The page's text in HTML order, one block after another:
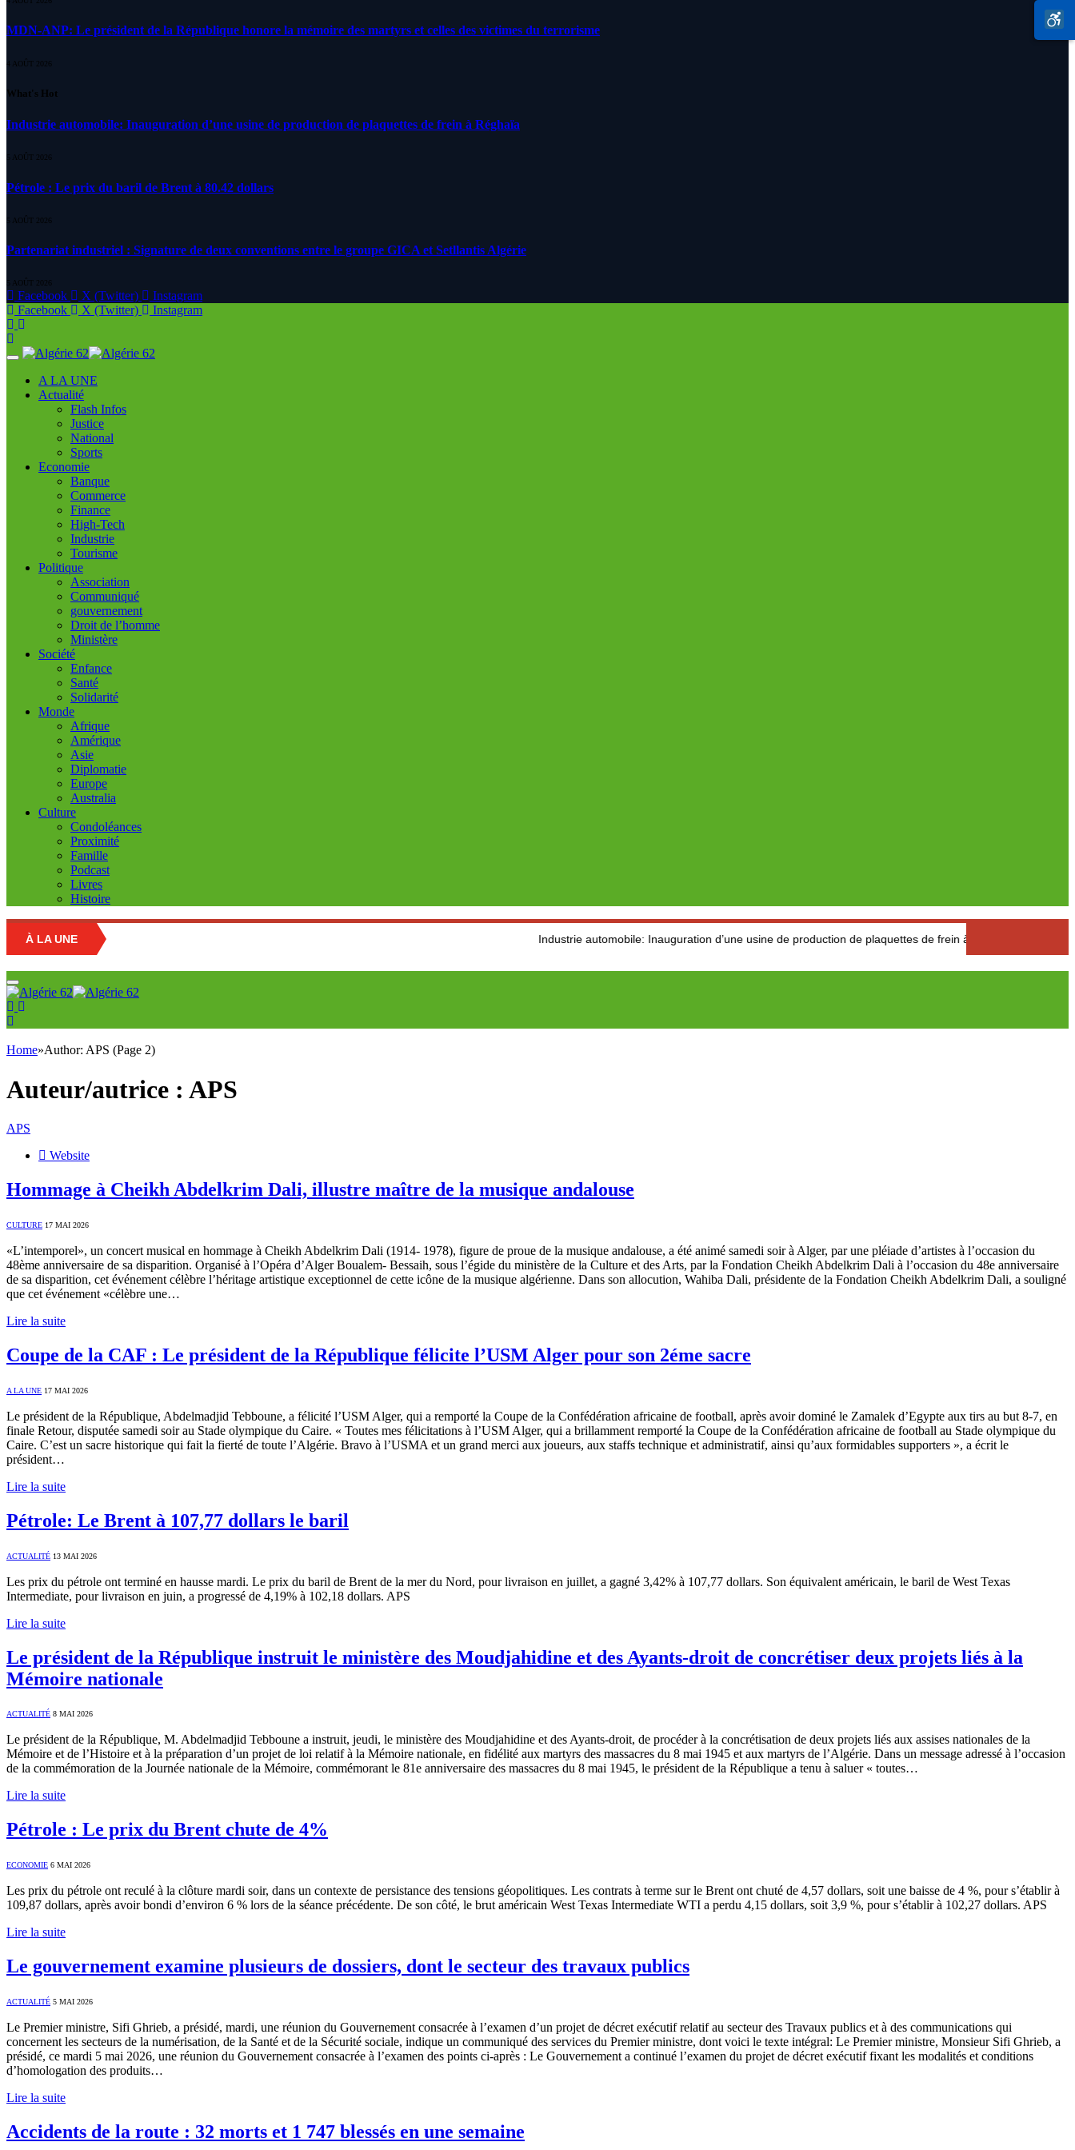
MDN-ANP: Le président de la République honore la mémoire des martyrs et celles des victimes du terrorisme
4 AOÛT 2026
What's Hot
Industrie automobile: Inauguration d’une usine de production de plaquettes de frein à Réghaïa
5 AOÛT 2026
Pétrole : Le prix du baril de Brent à 80.42 dollars
5 AOÛT 2026
Partenariat industriel : Signature de deux conventions entre le groupe GICA et Setllantis Algérie
5 AOÛT 2026
Facebook X (Twitter)
Instagram
Facebook
X (Twitter) Instagram
A LA UNE
Actualité
Flash Infos
Justice
National
Sports
Economie
Banque
Commerce
Finance
High-Tech
Industrie
Tourisme
Politique
Association
Communiqué
gouvernement
Droit de l’homme
Ministère
Société
Enfance
Santé
Solidarité
Monde
Afrique
Amérique
Asie
Diplomatie
Europe
Australia
Culture
Condoléances
Proximité
Famille
Podcast
Livres
Histoire
À LA UNE Industrie automobile: Inauguration d’une usine de production de plaquettes de frein à Réghaïa
Home»Author: APS (Page 2)
Auteur/autrice : APS
APS
Website
Hommage à Cheikh Abdelkrim Dali, illustre maître de la musique andalouse
CULTURE 17 MAI 2026
«L’intemporel», un concert musical en hommage à Cheikh Abdelkrim Dali (1914- 1978), figure de proue de la musique andalouse, a été animé samedi soir à Alger, par une pléiade d’artistes à l’occasion du
48ème anniversaire de sa disparition. Organisé à l’Opéra d’Alger Boualem- Bessaih, sous l’égide du ministère de la Culture et des Arts, par la Fondation Cheikh Abdelkrim Dali à l’occasion du 48e anniversaire
de sa disparition, cet événement célèbre l’héritage artistique exceptionnel de cette icône de la musique algérienne. Dans son allocution, Wahiba Dali, présidente de la Fondation Cheikh Abdelkrim Dali, a souligné
que cet événement «célèbre une…
Lire la suite
Coupe de la CAF : Le président de la République félicite l’USM Alger pour son 2éme sacre
A LA UNE 17 MAI 2026
Le président de la République, Abdelmadjid Tebboune, a félicité l’USM Alger, qui a remporté la Coupe de la Confédération africaine de football, après avoir dominé le Zamalek d’Egypte aux tirs au but 8-7, en
finale Retour, disputée samedi soir au Stade olympique du Caire. « Toutes mes félicitations à l’USM Alger, qui a brillamment remporté la Coupe de la Confédération africaine de football au Stade olympique du
Caire. C’est un sacre historique qui fait la fierté de toute l’Algérie. Bravo à l’USMA et un grand merci aux joueurs, aux staffs technique et administratif, ainsi qu’aux formidables supporters », a écrit le
président…
Lire la suite
Pétrole: Le Brent à 107,77 dollars le baril
ACTUALITÉ 13 MAI 2026
Les prix du pétrole ont terminé en hausse mardi. Le prix du baril de Brent de la mer du Nord, pour livraison en juillet, a gagné 3,42% à 107,77 dollars. Son équivalent américain, le baril de West Texas
Intermediate, pour livraison en juin, a progressé de 4,19% à 102,18 dollars. APS
Lire la suite
Le président de la République instruit le ministère des Moudjahidine et des Ayants-droit de concrétiser deux projets liés à la
Mémoire nationale
ACTUALITÉ 8 MAI 2026
Le président de la République, M. Abdelmadjid Tebboune a instruit, jeudi, le ministère des Moudjahidine et des Ayants-droit, de procéder à la concrétisation de deux projets liés aux assises nationales de la
Mémoire et de l’Histoire et à la préparation d’un projet de loi relatif à la Mémoire nationale, en fidélité aux martyrs des massacres du 8 mai 1945 et aux martyrs de l’Algérie. Dans un message adressé à l’occasion
de la commémoration de la Journée nationale de la Mémoire, commémorant le 81e anniversaire des massacres du 8 mai 1945, le président de la République a tenu à saluer « toutes…
Lire la suite
Pétrole : Le prix du Brent chute de 4%
ECONOMIE 6 MAI 2026
Les prix du pétrole ont reculé à la clôture mardi soir, dans un contexte de persistance des tensions géopolitiques. Les contrats à terme sur le Brent ont chuté de 4,57 dollars, soit une baisse de 4 %, pour s’établir à
109,87 dollars, après avoir bondi d’environ 6 % lors de la séance précédente. De son côté, le brut américain West Texas Intermediate WTI a perdu 4,15 dollars, soit 3,9 %, pour s’établir à 102,27 dollars. APS
Lire la suite
Le gouvernement examine plusieurs de dossiers, dont le secteur des travaux publics
ACTUALITÉ 5 MAI 2026
Le Premier ministre, Sifi Ghrieb, a présidé, mardi, une réunion du Gouvernement consacrée à l’examen d’un projet de décret exécutif relatif au secteur des Travaux publics et à des communications qui
concernent les secteurs de la numérisation, de la Santé et de la Sécurité sociale, indique un communiqué des services du Premier ministre, dont voici le texte intégral: Le Premier ministre, Monsieur Sifi Ghrieb, a
présidé, ce mardi 5 mai 2026, une réunion du Gouvernement consacrée à l’examen des points ci-après : Le Gouvernement a continué l’examen du projet de décret exécutif fixant les modalités et conditions
d’homologation des produits…
Lire la suite
Accidents de la route : 32 morts et 1 747 blessés en une semaine